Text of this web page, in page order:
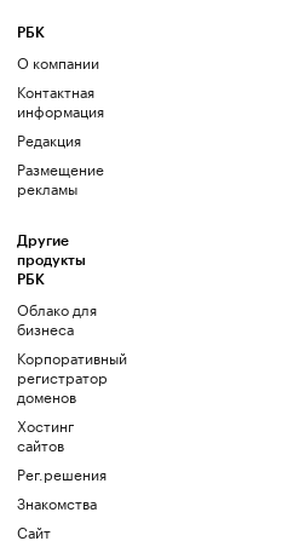
РБК
О компании
Контактная
информация
Редакция
Размещение
рекламы
Другие
продукты
РБК
Облако для
бизнеса
Корпоративный
регистратор
доменов
Хостинг
сайтов
Рег.решения
Знакомства
Сайт